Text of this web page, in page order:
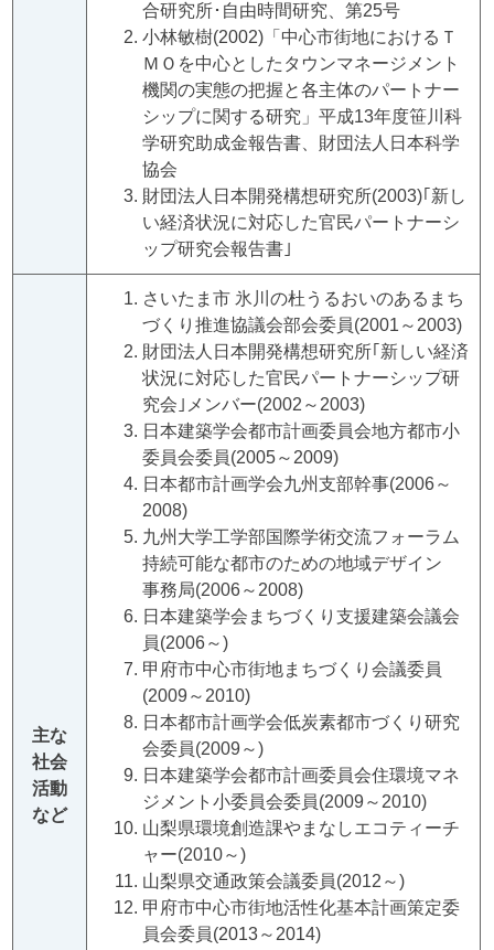
合研究所･自由時間研究、第25号
小林敏樹(2002)「中心市街地におけるＴ
ＭＯを中心としたタウンマネージメント
機関の実態の把握と各主体のパートナー
シップに関する研究」平成13年度笹川科
学研究助成金報告書、財団法人日本科学
協会
財団法人日本開発構想研究所(2003)｢新し
い経済状況に対応した官民パートナーシ
ップ研究会報告書｣
主な
社会
活動
など
さいたま市 氷川の杜うるおいのあるまち
づくり推進協議会部会委員(2001～2003)
財団法人日本開発構想研究所｢新しい経済
状況に対応した官民パートナーシップ研
究会｣メンバー(2002～2003)
日本建築学会都市計画委員会地方都市小
委員会委員(2005～2009)
日本都市計画学会九州支部幹事(2006～
2008)
九州大学工学部国際学術交流フォーラム
持続可能な都市のための地域デザイン
事務局(2006～2008)
日本建築学会まちづくり支援建築会議会
員(2006～)
甲府市中心市街地まちづくり会議委員
(2009～2010)
日本都市計画学会低炭素都市づくり研究
会委員(2009～)
日本建築学会都市計画委員会住環境マネ
ジメント小委員会委員(2009～2010)
山梨県環境創造課やまなしエコティーチ
ャー(2010～)
山梨県交通政策会議委員(2012～)
甲府市中心市街地活性化基本計画策定委
員会委員(2013～2014)